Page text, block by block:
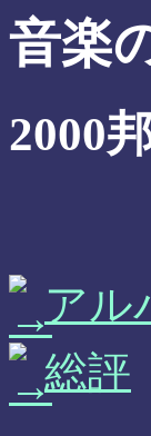
音楽
2000
アル
総評